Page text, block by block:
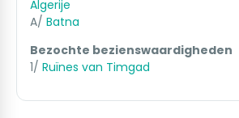
Algerije
A/ Batna
Bezochte bezienswaardigheden
1/ Ruïnes van Timgad